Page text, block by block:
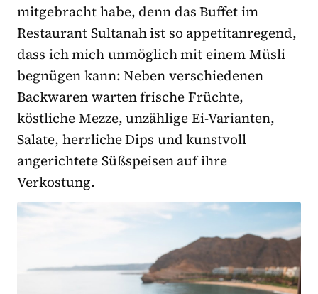
mitgebracht habe, denn das Buffet im
Restaurant Sultanah ist so appetitanregend,
dass ich mich unmöglich mit einem Müsli
begnügen kann: Neben verschiedenen
Backwaren warten frische Früchte,
köstliche Mezze, unzählige Ei-Varianten,
Salate, herrliche Dips und kunstvoll
angerichtete Süßspeisen auf ihre
Verkostung.